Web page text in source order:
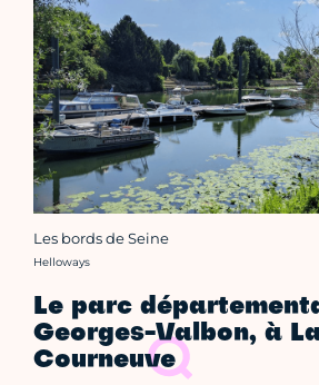
Les bords de Seine
Crédit photo :
Helloways
Le parc
Georges-Valbon, à
Courneuve